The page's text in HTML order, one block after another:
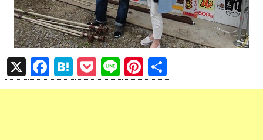
X
F
a
H
at
P
o
Li
n
Pi
nt 有